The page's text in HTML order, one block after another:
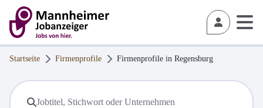
Startseite Firmenprofile Firmenprofile in Regensburg